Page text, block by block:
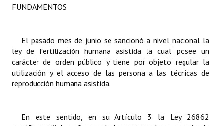
Actas de Sesión
Informes de Unidad Coordinadora
Actas de Audiencias Públicas
FUNDAMENTOS
El pasado mes de junio se sancionó a nivel nacional la
ley de fertilización humana asistida la cual posee un
carácter de orden público y tiene por objeto regular la
utilización y el acceso de las persona a las técnicas de
reproducción humana asistida.
En este sentido, en su Artículo 3 la Ley 26862